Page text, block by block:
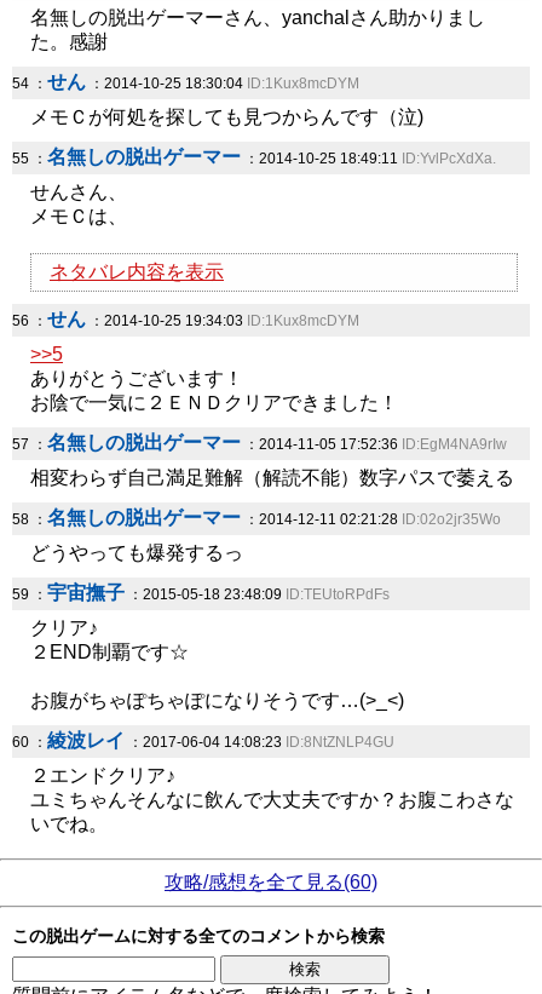
名無しの脱出ゲーマーさん、yanchalさん助かりまし
た。感謝
54 ： せん ：2014-10-25 18:30:04 ID:1Kux8mcDYM
メモＣが何処を探しても見つからんです（泣)
55 ： 名無しの脱出ゲーマー ：2014-10-25 18:49:11 ID:YvlPcXdXa.
せんさん、
メモＣは、
ネタバレ内容を表示
56 ： せん ：2014-10-25 19:34:03 ID:1Kux8mcDYM
>>5
ありがとうございます！
お陰で一気に２ＥＮＤクリアできました！
57 ： 名無しの脱出ゲーマー ：2014-11-05 17:52:36 ID:EgM4NA9rIw
相変わらず自己満足難解（解読不能）数字パスで萎える
58 ： 名無しの脱出ゲーマー ：2014-12-11 02:21:28 ID:02o2jr35Wo
どうやっても爆発するっ
59 ： 宇宙撫子 ：2015-05-18 23:48:09 ID:TEUtoRPdFs
クリア♪
２END制覇です☆
お腹がちゃぽちゃぽになりそうです…(>_<)
60 ： 綾波レイ ：2017-06-04 14:08:23 ID:8NtZNLP4GU
２エンドクリア♪
ユミちゃんそんなに飲んで大丈夫ですか？お腹こわさな
いでね。
攻略/感想を全て見る(60)
この脱出ゲームに対する全てのコメントから検索